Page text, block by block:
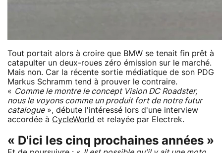
Tout portait alors à croire que BMW se tenait fin prêt à
catapulter un deux-roues zéro émission sur le marché.
Mais non. Car la récente sortie médiatique de son PDG
Markus Schramm tend à prouver le contraire.
« Comme le montre le concept Vision DC Roadster,
nous le voyons comme un produit fort de notre futur
catalogue», débute l'intéressé lors d'une interview
accordée à CycleWorld et relayée par Electrek.
« D'ici les cinq prochaines années »